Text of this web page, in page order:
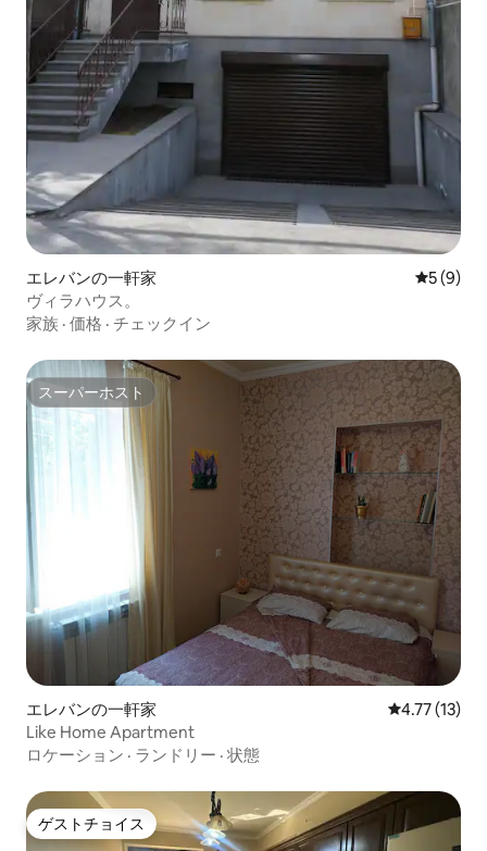
エレバンの一軒家 レビュー
5 (9)
ヴィラハウス。
家族 · 価格 · チェックイン
スーパーホスト
スーパーホスト
エレバンの一軒家 レビュー13
4.77 (13)
Like Home Apartment
ロケーション · ランドリー · 状態
ゲストチョイス
ゲストチョイス